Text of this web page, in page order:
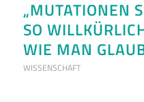
„MUTATIONEN
SO
WIE MAN
WISSENSCHAFT